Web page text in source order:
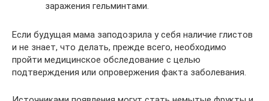
заражения гельминтами.
Если будущая мама заподозрила у себя наличие глистов
и не знает, что делать, прежде всего, необходимо
пройти медицинское обследование с целью
подтверждения или опровержения факта заболевания.